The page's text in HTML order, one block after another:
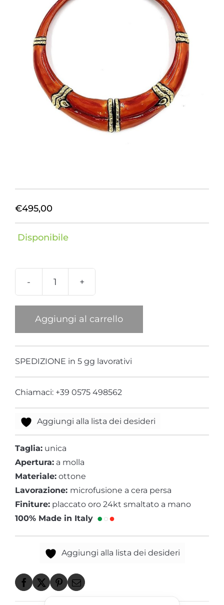
Home
€495,00
Disponibile
Collana
Arancione
Aggiungi al carrello
SPEDIZIONE in 5 gg lavorativi
Chiamaci: +39 0575 498562
Aggiungi alla lista dei desideri
Taglia: unica
Apertura: a molla
Materiale: ottone
Lavorazione: microfusione a cera persa
Finiture: placcato oro 24kt smaltato a mano
100% Made in Italy
Aggiungi alla lista dei desideri